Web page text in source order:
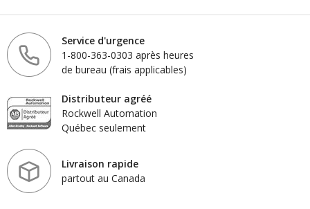
Service d'urgence
1-800-363-0303 après heures
de bureau (frais applicables)
Distributeur agréé
Rockwell Automation
Québec seulement
Livraison rapide
partout au Canada